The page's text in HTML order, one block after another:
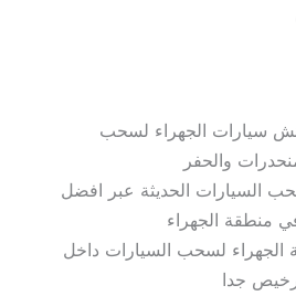
سيارات الجهراء لسحب
والحفر
السيارات الحديثة عبر افضل
منطقة الجهراء
لسحب السيارات داخل
جدا